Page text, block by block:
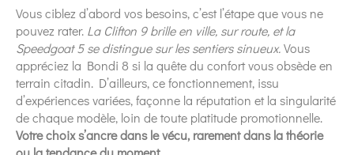
Vous ciblez d’abord vos besoins, c’est l’étape que vous ne
pouvez rater. La Clifton 9 brille en ville, sur route, et la
Speedgoat 5 se distingue sur les sentiers sinueux.Vous
appréciez la Bondi 8 si la quête du confort vous obsède en
terrain citadin. D’ailleurs, ce fonctionnement, issu
d’expériences variées, façonne la réputation et la singularité
de chaque modèle, loin de toute platitude promotionnelle.
Votre choix s’ancre dans le vécu, rarement dans la théorie